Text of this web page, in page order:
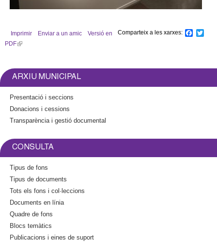
Comparteix a les xarxes:
k
Imprimir Enviar a un amic
Versió en
PDF(
n
i
e
r
n
ARXIU MUNICIPAL
Presentació i seccions
Donacions i cessions
Transparència i gestió documental
CONSULTA
Tipus de fons
Tipus de documents
Tots els fons i col·leccions
Documents en línia
Quadre de fons
Blocs temàtics
Publicacions i eines de suport